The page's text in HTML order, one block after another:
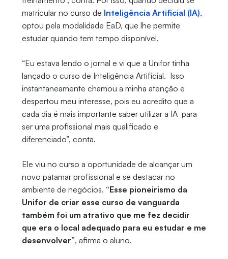
matricular no curso de Inteligência Artificial (IA),
optou pela modalidade EaD, que lhe permite
estudar quando tem tempo disponível.
“Eu estava lendo o jornal e vi que a Unifor tinha
lançado o curso de Inteligência Artificial. Isso
instantaneamente chamou a minha atenção e
despertou meu interesse, pois eu acredito que a
cada dia é mais importante saber utilizar a IA para
ser uma profissional mais qualificado e
diferenciado”, conta.
Ele viu no curso a oportunidade de alcançar um
novo patamar profissional e se destacar no
ambiente de negócios. “Esse pioneirismo da
Unifor de criar esse curso de vanguarda
também foi um atrativo que me fez decidir
que era o local adequado para eu estudar e me
desenvolver”, afirma o aluno.